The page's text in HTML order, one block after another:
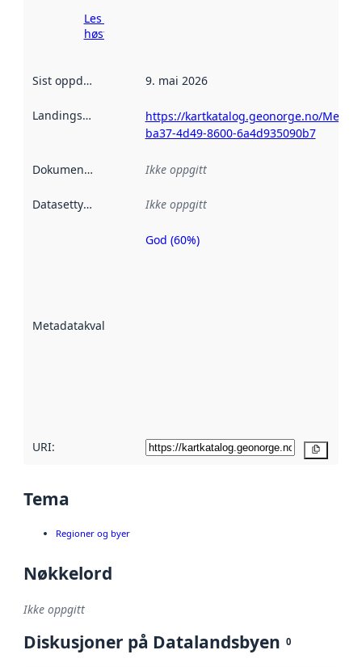
Les mer om
høsting her
Sist oppdatert 9. mai 2026
Landingsside
https://kartkatalog.geonorge.no/
ba37-4d49-8600-6a4d935090b7
Dokumentasjon Ikke oppgitt
Datasettype Ikke oppgitt
Metadatakvalitet
Metadatakvalitet
God (60%)
URI:
Tema
Regioner og byer
Nøkkelord
Ikke oppgitt
Diskusjoner på Datalandsbyen 0